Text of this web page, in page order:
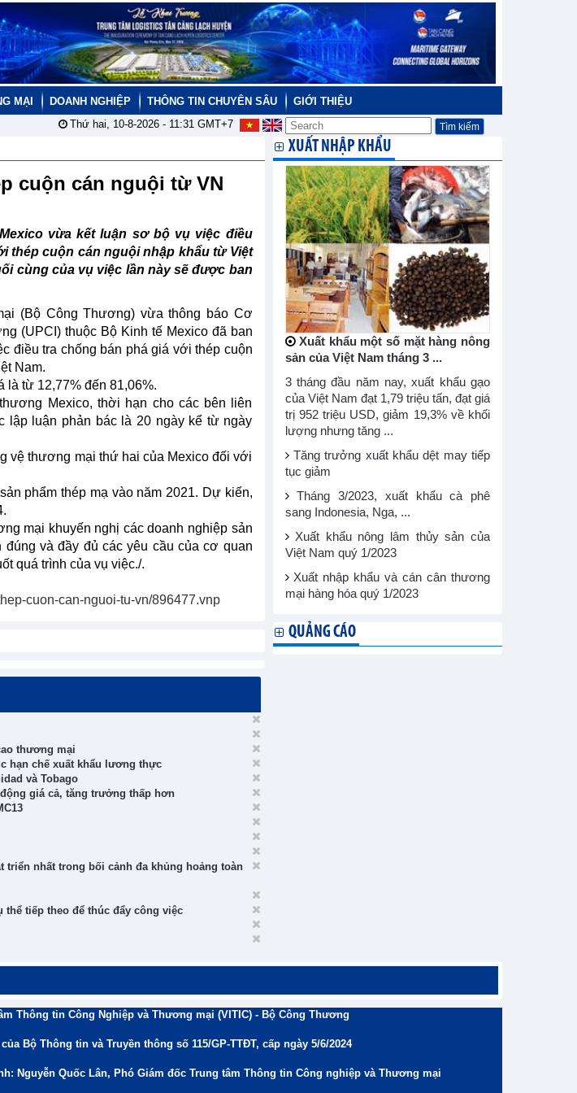
MẠI DOANH NGHIỆP THÔNG TIN CHUYÊN SÂU
GIỚI THIỆU
Thứ hai, 10-8-2026 - 11:31GMT+7
cuộn cán nguội từ VN
vừa kết luận sơ bộ vụ việc điều
thép cuộn cán nguội nhập khẩu từ Việt
cùng của vụ việc lần này sẽ được ban
(Bộ Công Thương) vừa thông báo Cơ
(UPCI) thuộc Bộ Kinh tế Mexico đã ban
điều tra chống bán phá giá với thép cuộn
Nam.
là từ 12,77% đến 81,06%.
Mexico, thời hạn cho các bên liên
lập luận phản bác là 20 ngày kể từ ngày
vệ thương mại thứ hai của Mexico đối với
phẩm thép mạ vào năm 2021. Dự kiến,
mại khuyến nghị các doanh nghiệp sản
và đầy đủ các yêu cầu của cơ quan
quá trình của vụ việc./.
cuon-can-nguoi-tu-vn/896477.vnp
thương mại
hạn chế xuất khẩu lương thực
và Tobago
giá cả, tăng trưởng thấp hơn
triển nhất trong bối cảnh đa khủng hoảng toàn
tiếp theo để thúc đẩy công việc
XUẤT NHẬP KHẨU
Xuất khẩu một số mặt hàng nông
sản của Việt Nam tháng 3 ...
3 tháng đầu năm nay, xuất khẩu gạo
của Việt Nam đạt 1,79 triệu tấn, đạt giá
trị 952 triệu USD, giảm 19,3% về khối
lượng nhưng tăng ...
Tăng trưởng xuất khẩu dệt may tiếp
tục giảm
Tháng 3/2023, xuất khẩu cà phê
sang Indonesia, Nga, ...
Xuất khẩu nông lâm thủy sản của
Việt Nam quý 1/2023
Xuất nhập khẩu và cán cân thương
mại hàng hóa quý 1/2023
QUẢNG CÁO
Thông tin Công Nghiệp và Thương mại (VITIC) - Bộ Công Thương
Bộ Thông tin và Truyền thông số 115/GP-TTĐT, cấp ngày 5/6/2024
Nguyễn Quốc Lân, Phó Giám đốc Trung tâm Thông tin Công nghiệp và Thương mại